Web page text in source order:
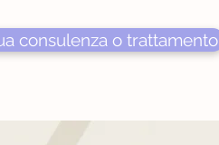
consulenza o trattamento